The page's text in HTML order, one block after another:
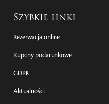
Szybkie linki
Rezerwacja online
Kupony podarunkowe
GDPR
Aktualności